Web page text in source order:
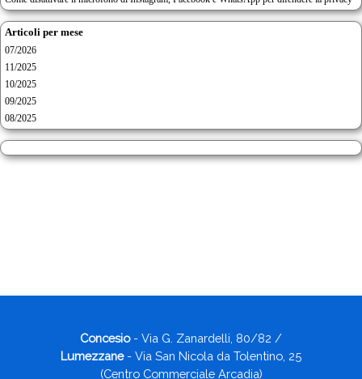
Articoli per mese
07/2026
11/2025
10/2025
09/2025
08/2025
Concesio- Via G. Zanardelli, 80/82 /
Lumezzane- Via San Nicola da Tolentino, 25
(Centro Commerciale Arcadia)